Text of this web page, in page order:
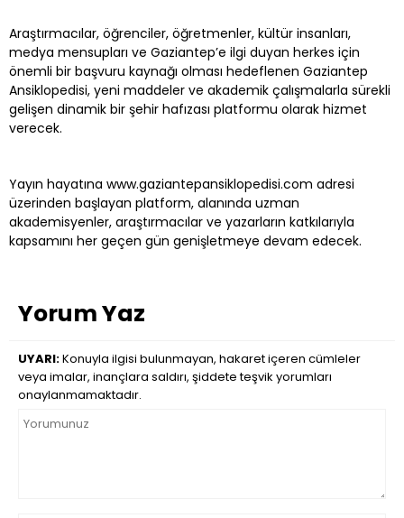
Araştırmacılar, öğrenciler, öğretmenler, kültür insanları,
medya mensupları ve Gaziantep’e ilgi duyan herkes için
önemli bir başvuru kaynağı olması hedeflenen Gaziantep
Ansiklopedisi, yeni maddeler ve akademik çalışmalarla sürekli
gelişen dinamik bir şehir hafızası platformu olarak hizmet
verecek.
Yayın hayatına www.gaziantepansiklopedisi.com adresi
üzerinden başlayan platform, alanında uzman
akademisyenler, araştırmacılar ve yazarların katkılarıyla
kapsamını her geçen gün genişletmeye devam edecek.
Yorum Yaz
UYARI:Konuyla ilgisi bulunmayan, hakaret içeren cümleler
veya imalar, inançlara saldırı, şiddete teşvik yorumları
onaylanmamaktadır.